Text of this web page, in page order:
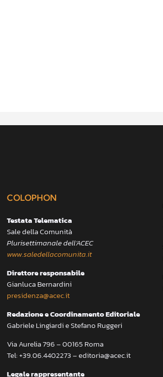
COLOPHON
Testata Telematica
Sale della Comunità
Plurisettimanale dell’ACEC
www.saledellacomunita.it
Direttore responsabile
Gianluca Bernardini
presidenza@acec.it
Redazione e Coordinamento Editoriale
Gabriele Lingiardi e Stefano Ruggeri
Via Aurelia 796 – 00165 Roma
Tel: +39.06.4402273 – editoria@acec.it
Legale rappresentante